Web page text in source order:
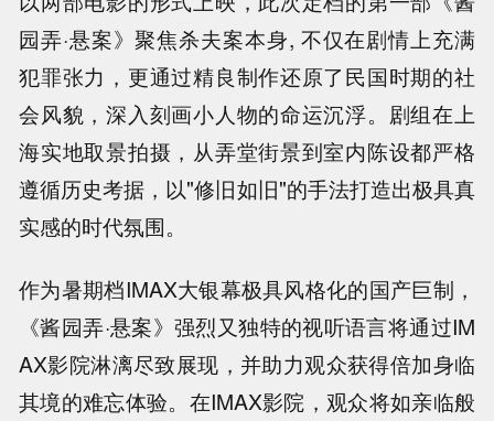
园弄·悬案》聚焦杀夫案本身, 不仅在剧情上充满
犯罪张力，更通过精良制作还原了民国时期的社
会风貌，深入刻画小人物的命运沉浮。剧组在上
海实地取景拍摄，从弄堂街景到室内陈设都严格
遵循历史考据，以"修旧如旧"的手法打造出极具真
实感的时代氛围。
作为暑期档IMAX大银幕极具风格化的国产巨制，
《酱园弄·悬案》强烈又独特的视听语言将通过IM
AX影院淋漓尽致展现，并助力观众获得倍加身临
其境的难忘体验。在IMAX影院，观众将如亲临般